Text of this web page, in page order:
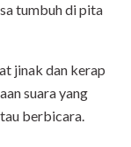
tumbuh di pita
jinak dan kerap
suara yang
berbicara.